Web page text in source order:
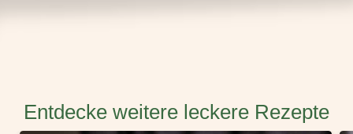
Entdecke weitere leckere Rezepte